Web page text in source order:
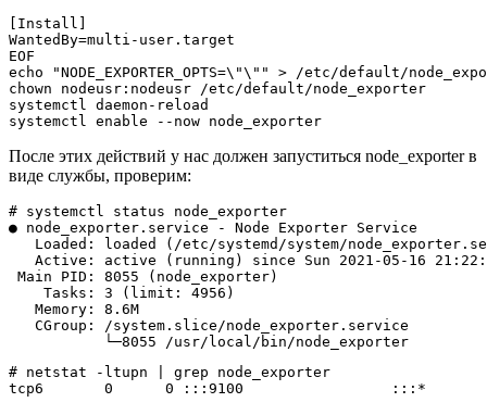
[Install]
WantedBy=multi-user.target
EOF
echo "NODE_EXPORTER_OPTS=\"\"" > /etc/default/
chown nodeusr:nodeusr /etc/default/node_exporter
systemctl daemon-reload
После этих действий у нас должен запуститься node_exporter в
виде службы, проверим:
# systemctl status node_exporter
● node_exporter.service - Node Exporter Service
Loaded: loaded (/etc/systemd/system/
Active: active (running) since Sun 2021-05-16
Main PID: 8055 (node_exporter)
    Tasks: 3 (limit: 4956)
   Memory: 8.6M
   CGroup: /system.slice/node_exporter.service
# netstat -ltupn | grep node_exporter